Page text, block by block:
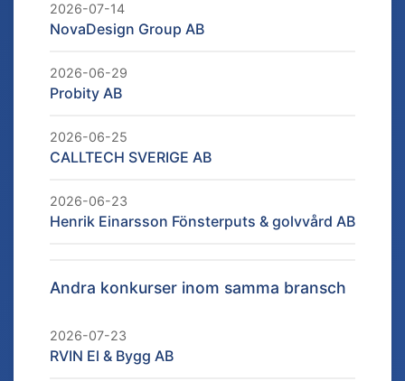
2026-07-14
NovaDesign Group AB
2026-06-29
Probity AB
2026-06-25
CALLTECH SVERIGE AB
2026-06-23
Henrik Einarsson Fönsterputs & golvvård AB
Andra konkurser inom samma bransch
2026-07-23
RVIN El & Bygg AB